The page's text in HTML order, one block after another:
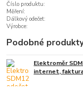
Číslo produktu:
Měření:
Dálkový odečet:
Výrobce:
Podobné
Elektroměr
internet,